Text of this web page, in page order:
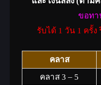
ขอทา
รับได้ 1 วัน 1 ครั้ง
คลาส
คลาส 3 – 5